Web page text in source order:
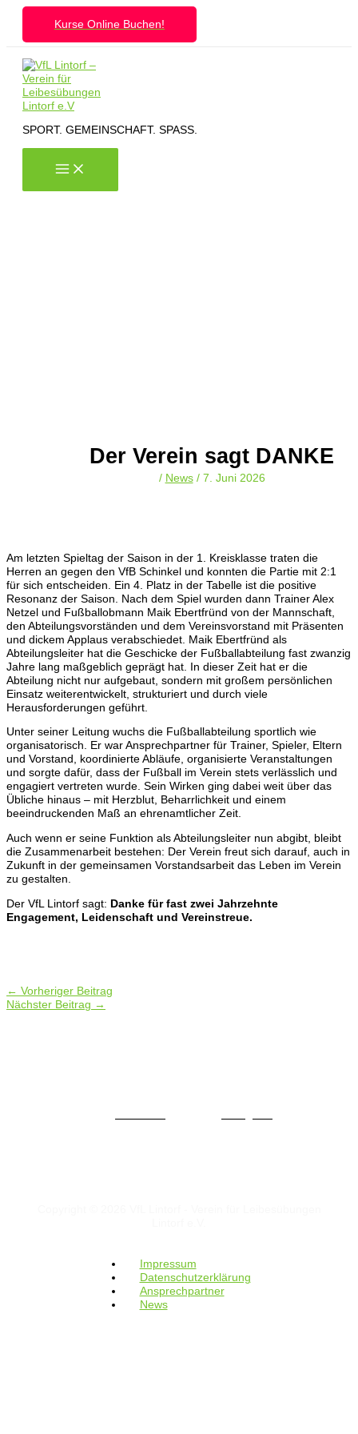
Zum
springen
Kurse Online Buchen!
SPORT. GEMEINSCHAFT. SPASS.
Der Verein sagt DANKE
/ News/ 7. Juni 2026
Am letzten Spieltag der Saison in der 1. Kreisklasse traten die
Herren an gegen den VfB Schinkel und konnten die Partie mit 2:1
für sich entscheiden. Ein 4. Platz in der Tabelle ist die positive
Resonanz der Saison. Nach dem Spiel wurden dann Trainer Alex
Netzel und Fußballobmann Maik Ebertfründ von der Mannschaft,
den Abteilungsvorständen und dem Vereinsvorstand mit Präsenten
und dickem Applaus verabschiedet. Maik Ebertfründ als
Abteilungsleiter hat die Geschicke der Fußballabteilung fast zwanzig
Jahre lang maßgeblich geprägt hat. In dieser Zeit hat er die
Abteilung nicht nur aufgebaut, sondern mit großem persönlichen
Einsatz weiterentwickelt, strukturiert und durch viele
Herausforderungen geführt.
Unter seiner Leitung wuchs die Fußballabteilung sportlich wie
organisatorisch. Er war Ansprechpartner für Trainer, Spieler, Eltern
und Vorstand, koordinierte Abläufe, organisierte Veranstaltungen
und sorgte dafür, dass der Fußball im Verein stets verlässlich und
engagiert vertreten wurde. Sein Wirken ging dabei weit über das
Übliche hinaus – mit Herzblut, Beharrlichkeit und einem
beeindruckenden Maß an ehrenamtlicher Zeit.
Auch wenn er seine Funktion als Abteilungsleiter nun abgibt, bleibt
die Zusammenarbeit bestehen: Der Verein freut sich darauf, auch in
Zukunft in der gemeinsamen Vorstandsarbeit das Leben im Verein
zu gestalten.
Der VfL Lintorf sagt: Danke für fast zwei Jahrzehnte
Engagement, Leidenschaft und Vereinstreue.
← Vorheriger Beitrag
Nächster Beitrag →
Impressum
Datenschutzerklärung
Ansprechpartner
News